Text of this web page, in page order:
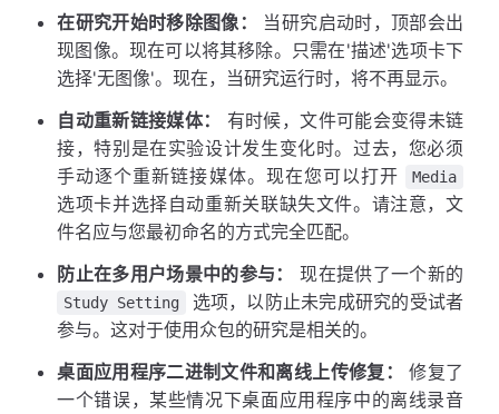
在研究开始时移除图像：
当研究启动时，顶部会出
现图像。现在可以将其移除。只需在'描述'选项卡下
选择'无图像'。现在，当研究运行时，将不再显示。
自动重新链接媒体：
有时候，文件可能会变得未链
接，特别是在实验设计发生变化时。过去，您必须
手动逐个重新链接媒体。现在您可以打开
Media
选项卡并选择自动重新关联缺失文件。请注意，文
件名应与您最初命名的方式完全匹配。
防止在多用户场景中的参与：
现在提供了一个新的
Study Setting
选项，以防止未完成研究的受试者
参与。这对于使用众包的研究是相关的。
桌面应用程序二进制文件和离线上传修复：
修复了
一个错误，某些情况下桌面应用程序中的离线录音